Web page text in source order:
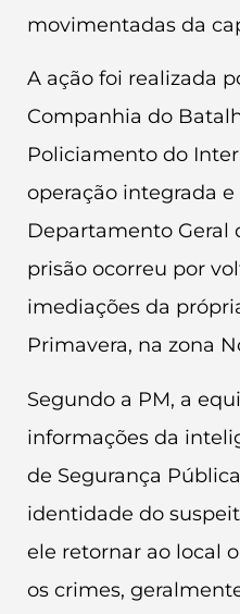
movimentadas da
A ação foi realizada
Companhia do
Policiamento do
operação integrada
Departamento Geral
prisão ocorreu por
imediações da
Primavera, na zona
Segundo a PM, a
informações da
de Segurança
identidade do
ele retornar ao local
os crimes,